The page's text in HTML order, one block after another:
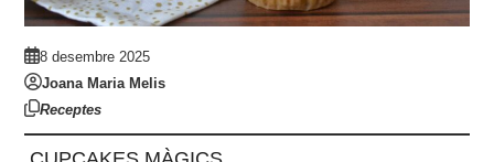
8 desembre 2025
Joana Maria Melis
Receptes